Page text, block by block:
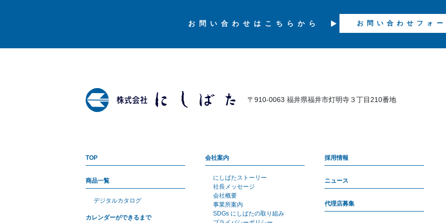
お問い合わせは こちらから お問い合わせフォ
〒910-0063 福井県福井市灯明寺３丁目210番地
TOP
商品一覧
デジタルカタログ
カレンダーができるまで
会社案内
にしばたストーリー
社長メッセージ
会社概要
事業所案内
SDGs にしばたの取り組み
採用情報
ニュース
代理店募集